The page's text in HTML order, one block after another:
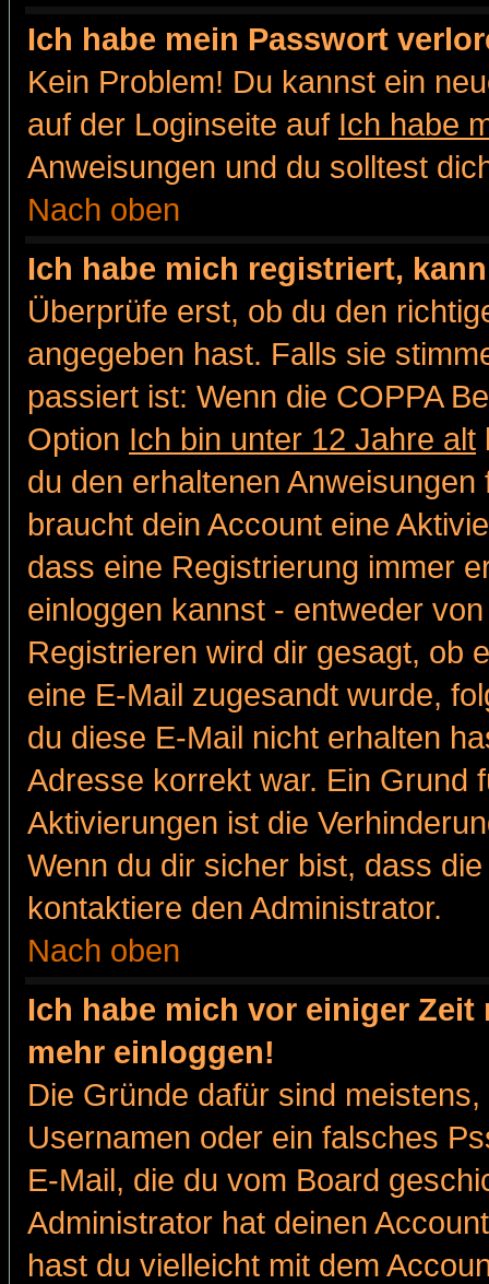
Ich habe mein Passwort
Kein Problem! Du kannst ein
auf der Loginseite auf Ich habe
Anweisungen und du solltest
Nach oben
Ich habe mich registriert,
Überprüfe erst, ob du den
angegeben hast. Falls sie
passiert ist: Wenn die COPPA
Option Ich bin unter 12 Jahre alt
du den erhaltenen
braucht dein Account eine
dass eine Registrierung immer
einloggen kannst - entweder
Registrieren wird dir gesagt, ob
eine E-Mail zugesandt wurde,
du diese E-Mail nicht erhalten
Adresse korrekt war. Ein Grund
Aktivierungen ist die
Wenn du dir sicher bist, dass
kontaktiere den Administrator.
Nach oben
Ich habe mich vor einiger
mehr einloggen!
Die Gründe dafür sind
Usernamen oder ein falsches
E-Mail, die du vom Board
Administrator hat deinen
hast du vielleicht mit dem